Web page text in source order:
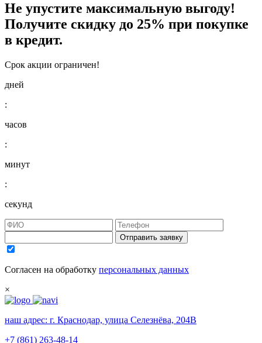
Не упустите максимальную выгоду!
Получите скидку до 25% при покупке
в кредит.
Срок акции ограничен!
дней
:
часов
:
минут
:
секунд
Отправить заявку
Согласен на обработку персональных данных
×
наш адрес: г. Краснодар, улица Селезнёва, 204В
+7 (861) 263-48-14